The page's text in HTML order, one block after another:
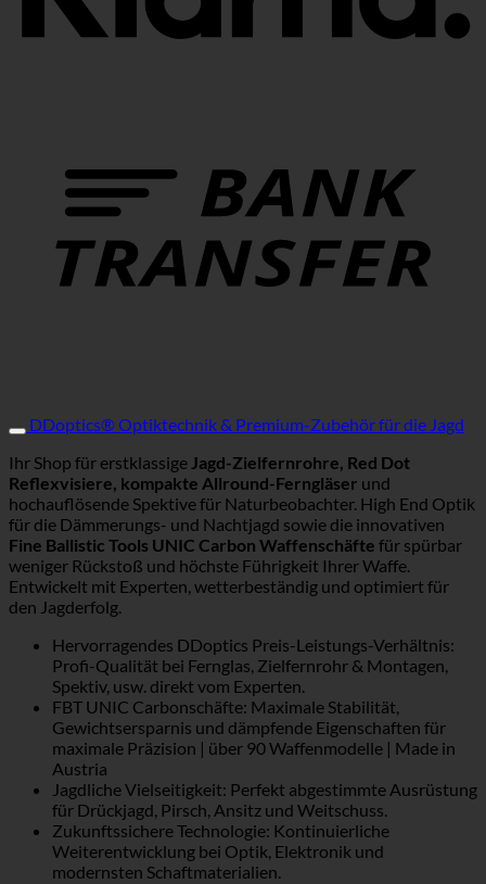
DDoptics® Optiktechnik & Premium-Zubehör für die Jagd
Ihr Shop für erstklassige Jagd-Zielfernrohre, Red Dot
Reflexvisiere, kompakte Allround-Ferngläser und
hochauflösende Spektive für Naturbeobachter. High End Optik
für die Dämmerungs- und Nachtjagd sowie die innovativen
Fine Ballistic Tools UNIC Carbon Waffenschäfte für spürbar
weniger Rückstoß und höchste Führigkeit Ihrer Waffe.
Entwickelt mit Experten, wetterbeständig und optimiert für
den Jagderfolg.
Hervorragendes DDoptics Preis-Leistungs-Verhältnis:
Profi-Qualität bei Fernglas, Zielfernrohr & Montagen,
Spektiv, usw. direkt vom Experten.
FBT UNIC Carbonschäfte: Maximale Stabilität,
Gewichtsersparnis und dämpfende Eigenschaften für
maximale Präzision | über 90 Waffenmodelle | Made in
Austria
Jagdliche Vielseitigkeit: Perfekt abgestimmte Ausrüstung
für Drückjagd, Pirsch, Ansitz und Weitschuss.
Zukunftssichere Technologie: Kontinuierliche
Weiterentwicklung bei Optik, Elektronik und
modernsten Schaftmaterialien.